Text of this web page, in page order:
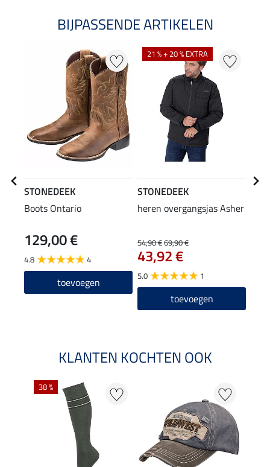
BIJPASSENDE ARTIKELEN
STONEDEEK
Boots Ontario
129,00 €
4.8 4
toevoegen
21 % + 20 % EXTRA
STONEDEEK
heren overgangsjas Asher
54,90 €69,90 €
43,92 €
5.0 1
toevoegen
KLANTEN KOCHTEN OOK
38 %